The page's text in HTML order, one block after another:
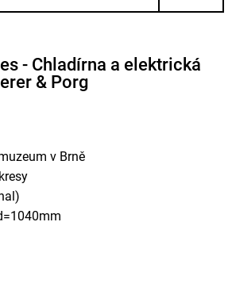
- Chladírna a elektrická
& Porg
v Brně